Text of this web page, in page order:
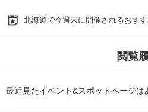
北海道で今週末に開催されるおす
閲覧
最近見たイベント&スポットページは